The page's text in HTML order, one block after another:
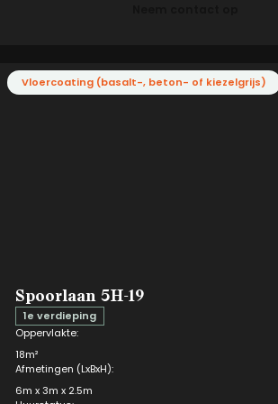
XXL
Vloercoating (basalt-, beton- of kiezelgrijs)
Spoorlaan 5H-19
1e verdieping
Oppervlakte:
18m²
Afmetingen (LxBxH):
6m x 3m x 2.5m